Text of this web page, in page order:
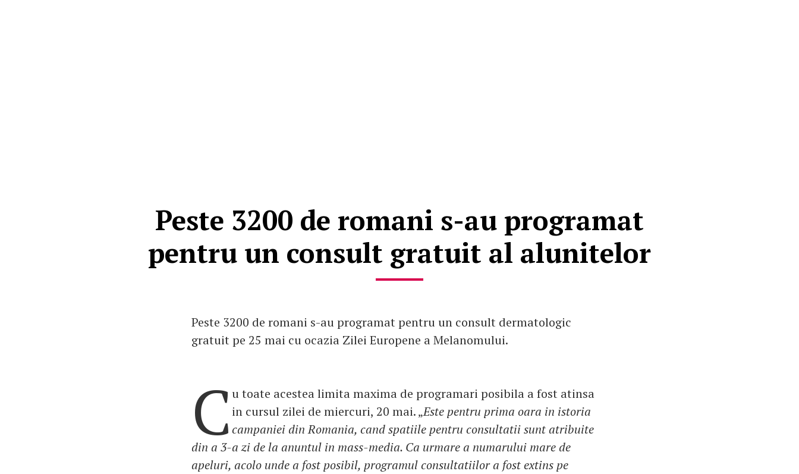
Peste 3200 de romani s-au programat
pentru un consult gratuit al alunitelor
Peste 3200 de romani s-au programat pentru un consult dermatologic
gratuit pe 25 mai cu ocazia Zilei Europene a Melanomului.
C u toate acestea limita maxima de programari posibila a fost atinsa
in cursul zilei de miercuri, 20 mai. „Este pentru prima oara in istoria
campaniei din Romania, cand spatiile pentru consultatii sunt atribuite
din a 3-a zi de la anuntul in mass-media. Ca urmare a numarului mare de
apeluri, acolo unde a fost posibil, programul consultatiilor a fost extins pe